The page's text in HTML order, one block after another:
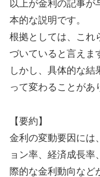
以上が金利の記事が
本的な説明です。
根拠としては、これ
づいていると言えま
しかし、具体的な結
って変わることがあ
【要約】
金利の変動要因には
ョン率、経済成長率
際的な金利動向など